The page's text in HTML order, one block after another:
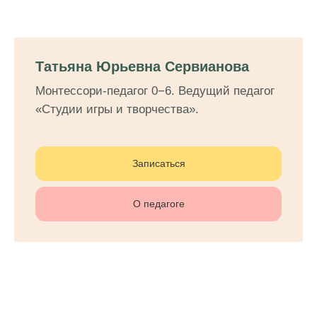
Татьяна Юрьевна Сервианова
Монтессори-педагог 0−6. Ведущий педагог
«Студии игры и творчества».
Записаться
О педагоге